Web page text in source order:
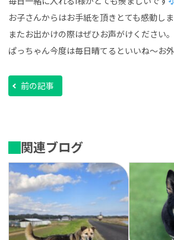
お子さんからはお手紙を頂きとても感動し
またお出かけの際はぜひお声がけください。
ぱっちゃん今度は毎日晴てるといいね～お
前の記事
関連ブログ